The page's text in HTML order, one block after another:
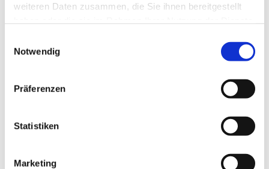
weiteren Daten zusammen, die Sie ihnen bereitgestellt
Notwendig
Präferenzen
Statistiken
Marketing
Fairytales HCM-, PKD-,